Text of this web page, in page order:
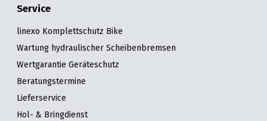
Service
linexo Komplettschutz Bike
Wartung hydraulischer Scheibenbremsen
Wertgarantie Geräteschutz
Beratungstermine
Lieferservice
Hol- & Bringdienst